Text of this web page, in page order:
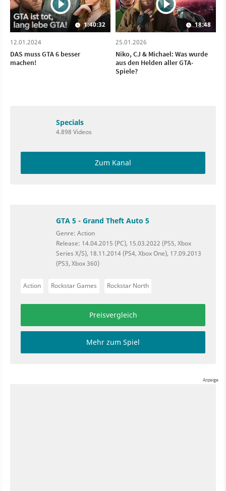
1:40:32
12.01.2024
DAS muss GTA 6 besser
machen!
18:48
25.01.2026
Niko, CJ & Michael: Was wurde
aus den Helden aller GTA-
Spiele?
Specials
4.898 Videos
Zum Kanal
GTA 5 - Grand Theft Auto 5
Genre: Action
Release: 14.04.2015 (PC), 15.03.2022 (PS5, Xbox
Series X/S), 18.11.2014 (PS4, Xbox One), 17.09.2013
(PS3, Xbox 360)
Action Rockstar Games Rockstar North
Preisvergleich
Mehr zum Spiel